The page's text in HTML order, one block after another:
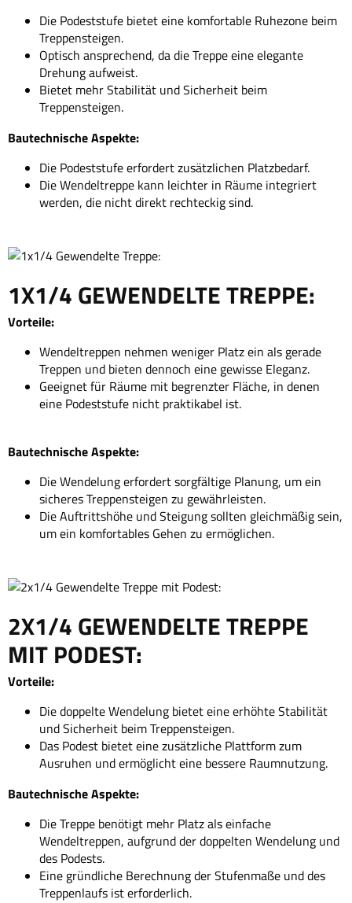
Die Podeststufe bietet eine komfortable Ruhezone beim
Treppensteigen.
Optisch ansprechend, da die Treppe eine elegante
Drehung aufweist.
Bietet mehr Stabilität und Sicherheit beim
Treppensteigen.
Bautechnische Aspekte:
Die Podeststufe erfordert zusätzlichen Platzbedarf.
Die Wendeltreppe kann leichter in Räume integriert
werden, die nicht direkt rechteckig sind.
1X1/4 GEWENDELTE TREPPE:
Vorteile:
Wendeltreppen nehmen weniger Platz ein als gerade
Treppen und bieten dennoch eine gewisse Eleganz.
Geeignet für Räume mit begrenzter Fläche, in denen
eine Podeststufe nicht praktikabel ist.
Bautechnische Aspekte:
Die Wendelung erfordert sorgfältige Planung, um ein
sicheres Treppensteigen zu gewährleisten.
Die Auftrittshöhe und Steigung sollten gleichmäßig sein,
um ein komfortables Gehen zu ermöglichen.
2X1/4 GEWENDELTE TREPPE
MIT PODEST:
Vorteile:
Die doppelte Wendelung bietet eine erhöhte Stabilität
und Sicherheit beim Treppensteigen.
Das Podest bietet eine zusätzliche Plattform zum
Ausruhen und ermöglicht eine bessere Raumnutzung.
Bautechnische Aspekte:
Die Treppe benötigt mehr Platz als einfache
Wendeltreppen, aufgrund der doppelten Wendelung und
des Podests.
Eine gründliche Berechnung der Stufenmaße und des
Treppenlaufs ist erforderlich.